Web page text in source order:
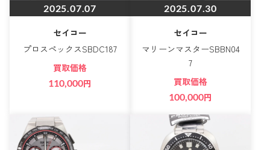
2025.07.07
セイコー
プロスペックスSBDC187
買取価格
110,000円
2025.07.30
セイコー
マリーンマスターSBBN04
7
買取価格
100,000円